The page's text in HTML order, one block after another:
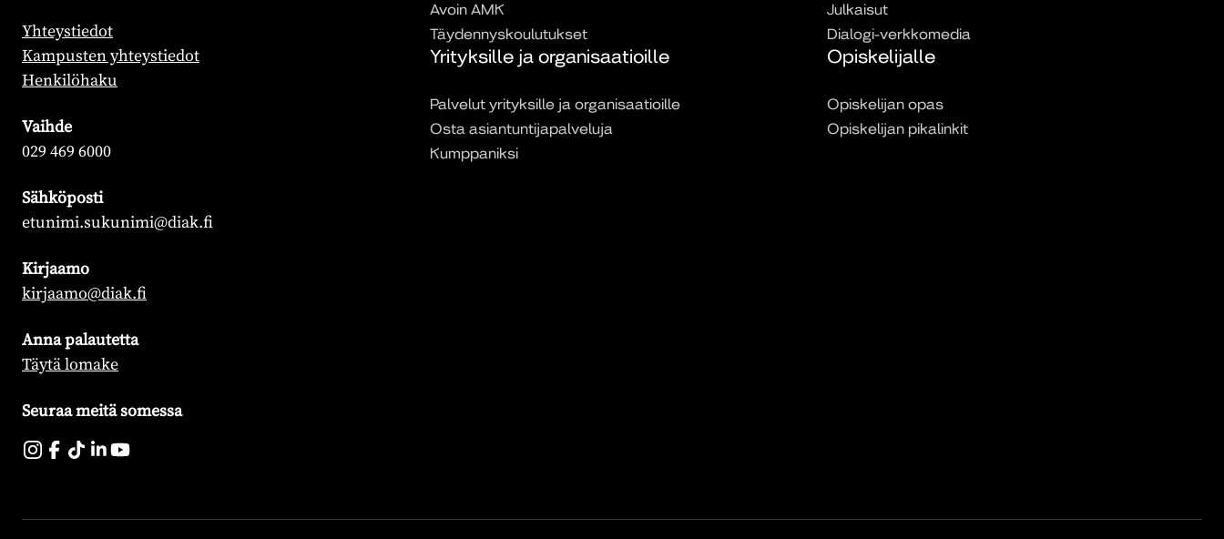
Yhteystiedot
Kampusten yhteystiedot
Henkilöhaku
Vaihde
029 469 6000
Sähköposti
etunimi.sukunimi@diak.fi
Kirjaamo
kirjaamo@diak.fi
Anna palautetta
Täytä lomake
Seuraa meitä somessa
Avoin AMK
Täydennyskoulutukset
Yrityksille ja organisaatioille
Palvelut yrityksille ja organisaatioille
Osta asiantuntijapalveluja
Kumppaniksi
Julkaisut
Dialogi-verkkomedia
Opiskelijalle
Opiskelijan opas
Opiskelijan pikalinkit